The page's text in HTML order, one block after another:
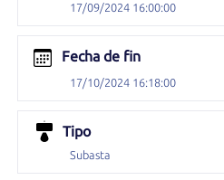
17/09/2024 16:00:00
Fecha de fin
17/10/2024 16:18:00
Tipo
Subasta